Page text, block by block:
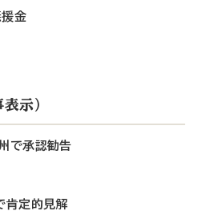
援金
示）
で承認勧告
肯定的見解